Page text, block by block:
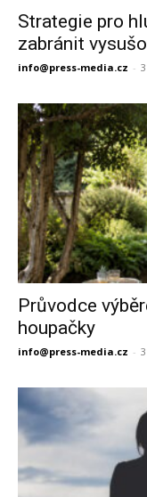
Strategie pro
zabránit
info@press-media.cz -
Průvodce
houpačky
info@press-media.cz -